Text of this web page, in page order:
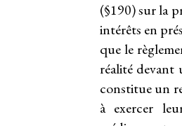
(§190) sur la
intérêts en
que le
réalité devant
constitue un
à exercer